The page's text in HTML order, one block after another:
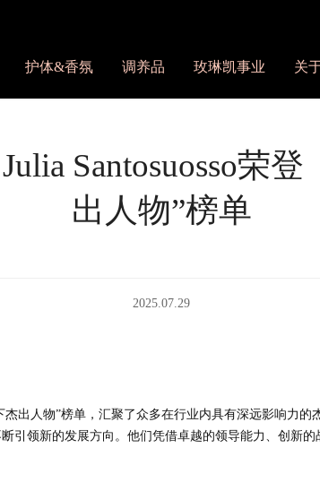
护体&香氛 调养品 玫琳凯事业 关
Santosuosso荣
出人物”榜单
2025.07.29
杰出人物”榜单，汇聚了众多在行业内具有深远影响力
引领新的发展方向。他们凭借卓越的领导能力、创新